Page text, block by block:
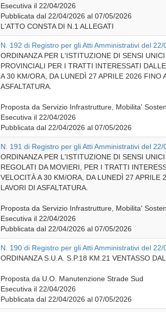
Esecutiva il 22/04/2026
Pubblicata dal 22/04/2026 al 07/05/2026
L'ATTO CONSTA DI N.1 ALLEGATI
N. 192 di Registro per gli Atti Amministrativi del 22/
ORDINANZA PER L'ISTITUZIONE DI SENSI
PROVINCIALI PER I TRATTI INTERESSATI
A 30 KM/ORA, DA LUNEDÌ 27 APRILE 2026 FINO
ASFALTATURA.
Proposta da Servizio Infrastrutture, Mobilita'
Esecutiva il 22/04/2026
Pubblicata dal 22/04/2026 al 07/05/2026
N. 191 di Registro per gli Atti Amministrativi del 22/
ORDINANZA PER L'ISTITUZIONE DI SENSI
REGOLATI DA MOVIERI, PER I TRATTI
VELOCITÀ A 30 KM/ORA, DA LUNEDÌ 27
LAVORI DI ASFALTATURA.
Proposta da Servizio Infrastrutture, Mobilita'
Esecutiva il 22/04/2026
Pubblicata dal 22/04/2026 al 07/05/2026
N. 190 di Registro per gli Atti Amministrativi del 22/
ORDINANZA S.U.A. S.P.18 KM.21 VENTASSO
Proposta da U.O. Manutenzione Strade Sud
Esecutiva il 22/04/2026
Pubblicata dal 22/04/2026 al 07/05/2026